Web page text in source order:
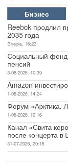
Бизнес
Reebok продлил
2035 года
Вчера, 16:23
Социальный фонд
пенсий
3-08-2026, 10:39
Amazon
1-08-2026, 14:24
Форум «Арктика.
1-08-2026, 12:16
Канал «Свита
после концерта в
31-07-2026, 20:18